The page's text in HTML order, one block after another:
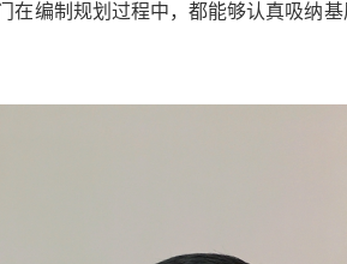
在编制规划过程中，都能够认真吸纳